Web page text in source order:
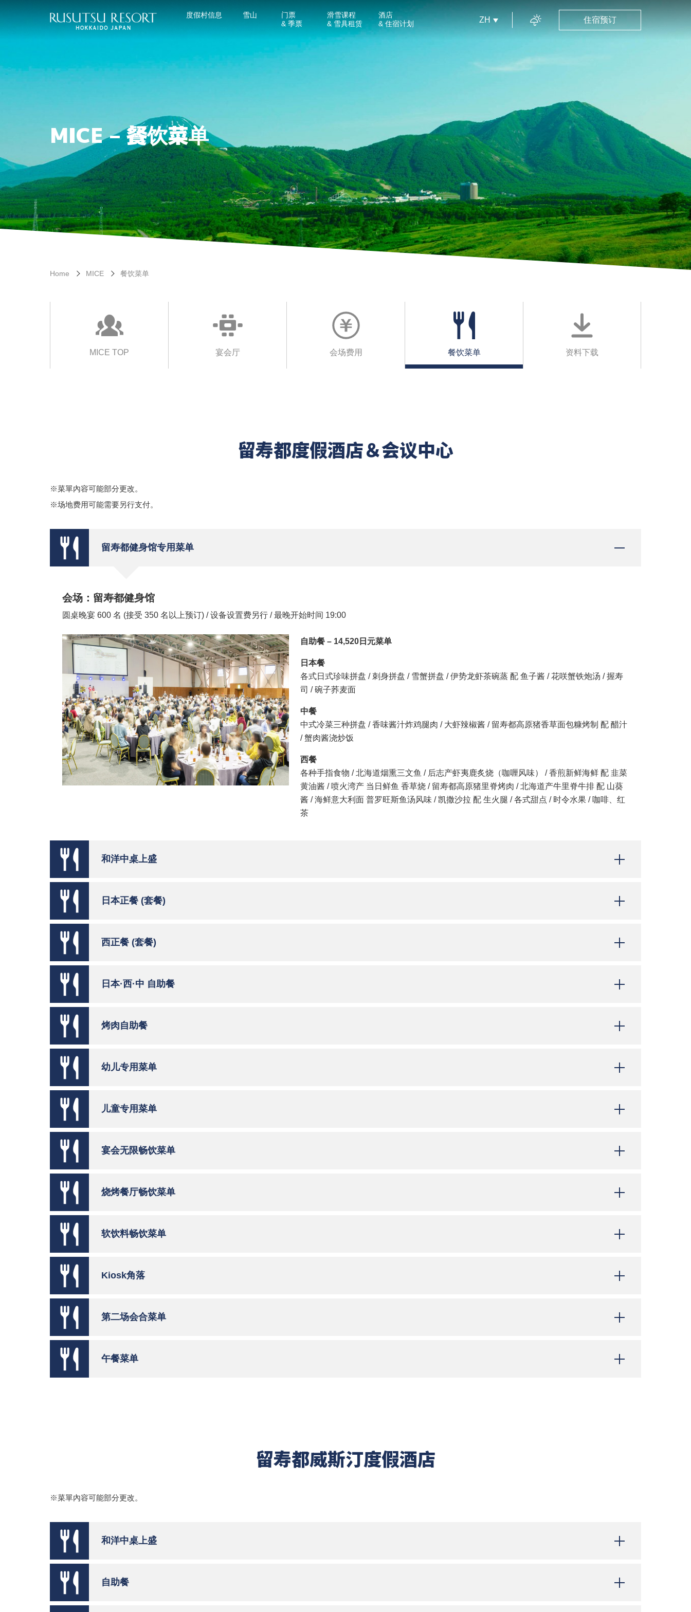
度假村信息 雪山
门票
& 季票
滑雪课程
& 雪具租赁
酒店
& 住宿计划
ZH 住宿预订
MICE – 餐饮菜单
Home MICE 餐饮菜单
MICE TOP 宴会厅 会场费用 餐饮菜单 资料下载
留寿都度假酒店＆会议中心
※菜單內容可能部分更改。
※场地费用可能需要另行支付。
留寿都健身馆专用菜单
会场：留寿都健身馆
圆桌晚宴 600 名 (接受 350 名以上预订) / 设备设置费另行 / 最晚开始时间 19:00
自助餐 – 14,520日元菜单
日本餐
各式日式珍味拼盘 / 刺身拼盘 / 雪蟹拼盘 / 伊势龙虾茶碗蒸 配 鱼子酱 / 花咲蟹铁炮汤 / 握寿
司 / 碗子荞麦面
中餐
中式冷菜三种拼盘 / 香味酱汁炸鸡腿肉 / 大虾辣椒酱 / 留寿都高原猪香草面包糠烤制 配 醋汁
/ 蟹肉酱浇炒饭
西餐
各种手指食物 / 北海道烟熏三文鱼 / 后志产虾夷鹿炙烧（咖喱风味） / 香煎新鲜海鲜 配 韭菜
黄油酱 / 喷火湾产 当日鲜鱼 香草烧 / 留寿都高原猪里脊烤肉 / 北海道产牛里脊牛排 配 山葵
酱 / 海鲜意大利面 普罗旺斯鱼汤风味 / 凯撒沙拉 配 生火腿 / 各式甜点 / 时令水果 / 咖啡、红
茶
和洋中桌上盛
日本正餐 (套餐)
西正餐 (套餐)
日本·西·中 自助餐
烤肉自助餐
幼儿专用菜单
儿童专用菜单
宴会无限畅饮菜单
烧烤餐厅畅饮菜单
软饮料畅饮菜单
Kiosk角落
第二场会合菜单
午餐菜单
留寿都威斯汀度假酒店
※菜單內容可能部分更改。
和洋中桌上盛
自助餐